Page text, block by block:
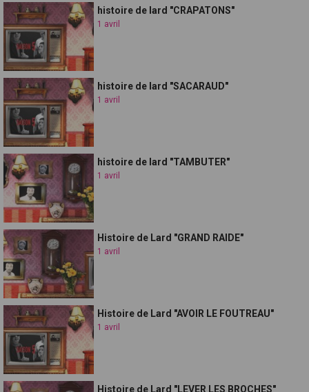
histoire de lard "CRAPATONS"
1 avril
histoire de lard "SACARAUD"
1 avril
histoire de lard "TAMBUTER"
1 avril
Histoire de Lard "GRAND RAIDE"
1 avril
Histoire de Lard "AVOIR LE FOUTREAU"
1 avril
Histoire de Lard "LEVER LES BROCHES"